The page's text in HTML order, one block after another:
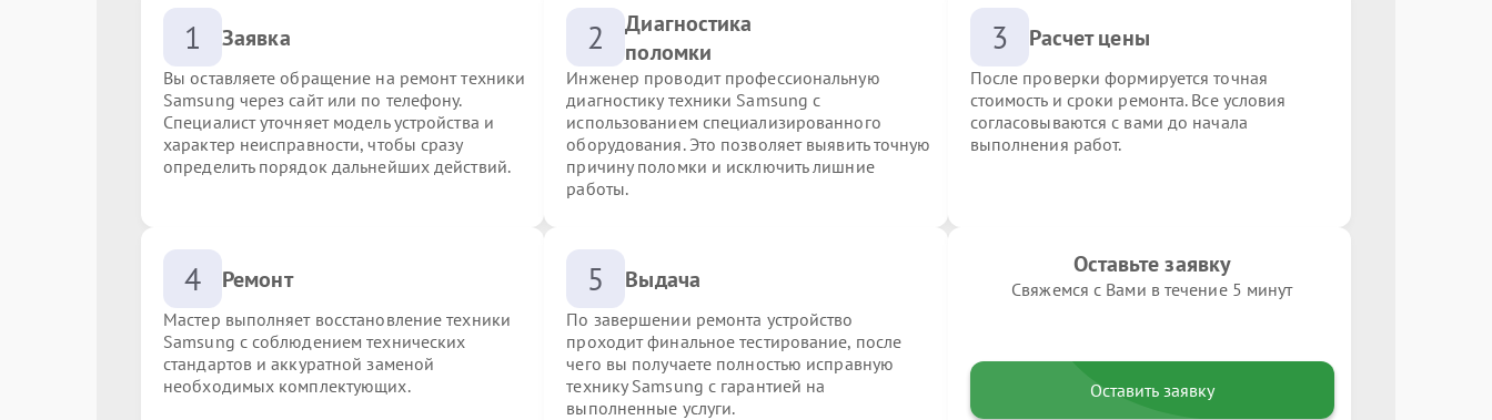
1 Заявка
Вы оставляете обращение на ремонт техники
Samsung через сайт или по телефону.
Специалист уточняет модель устройства и
характер неисправности, чтобы сразу
определить порядок дальнейших действий.
2
Диагностика
поломки
Инженер проводит профессиональную
диагностику техники Samsung с
использованием специализированного
оборудования. Это позволяет выявить точную
причину поломки и исключить лишние
работы.
3 Расчет цены
После проверки формируется точная
стоимость и сроки ремонта. Все условия
согласовываются с вами до начала
выполнения работ.
4 Ремонт
Мастер выполняет восстановление техники
Samsung с соблюдением технических
стандартов и аккуратной заменой
необходимых комплектующих.
5 Выдача
По завершении ремонта устройство
проходит финальное тестирование, после
чего вы получаете полностью исправную
технику Samsung с гарантией на
выполненные услуги.
Оставьте заявку
Свяжемся с Вами в течение 5 минут
Оставить заявку